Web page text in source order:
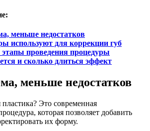
меньше недостатков
используют для коррекции губ
этапы проведения процедуры
и сколько длиться эффект
меньше недостатков
пластика? Это современная
которая позволяет добавить
их форму.